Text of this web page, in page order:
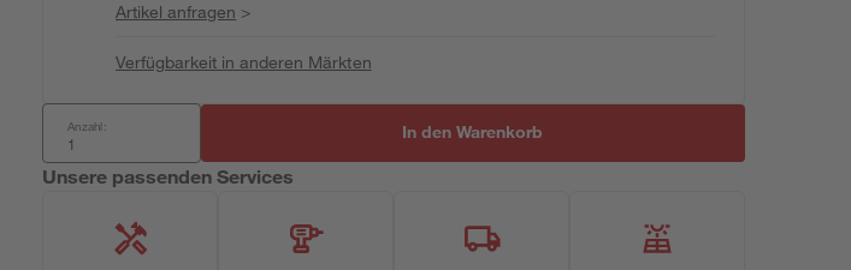
Artikel anfragen >
Verfügbarkeit in anderen Märkten
Anzahl: In den Warenkorb
Unsere passenden Services